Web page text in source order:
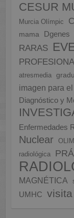
CESUR
Murcia Olímpic
mama
Dgenes
RARAS
atresmedia
imagen para
Diagnóstico y
Enfermedades
Nuclear
radiológica
MAGNÉTICA
UMHC visita